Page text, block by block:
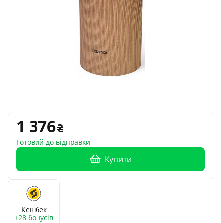
1 376
Готовий до відправки
Купити
Кешбек
+28 бонусів